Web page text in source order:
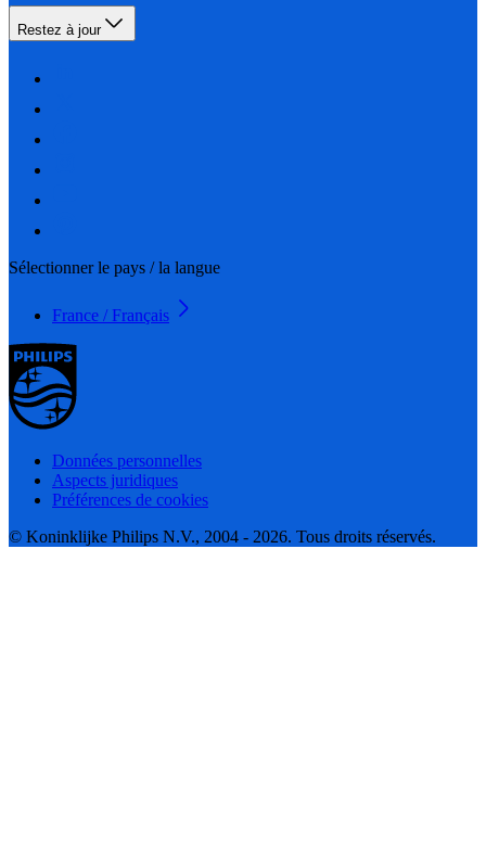
Restez à jour
Sélectionner le pays / la langue
France / Français
Données personnelles
Aspects juridiques
Préférences de cookies
© Koninklijke Philips N.V., 2004 - 2026. Tous droits réservés.